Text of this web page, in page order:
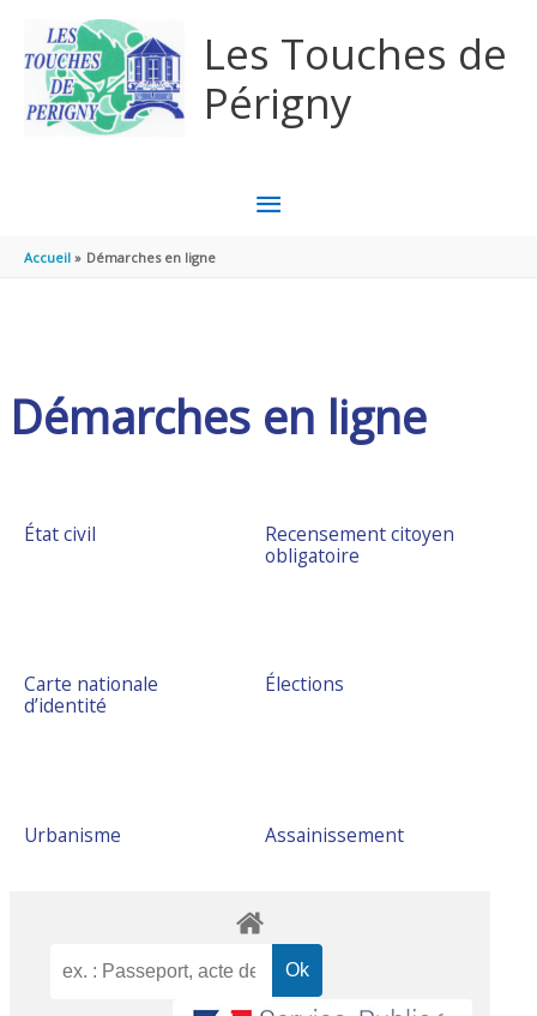
Les Touches de
Périgny
MENU
Accueil Démarches en ligne
Démarches en ligne
État civil
Recensement citoyen
obligatoire
Carte nationale
d’identité
Élections
Urbanisme Assainissement